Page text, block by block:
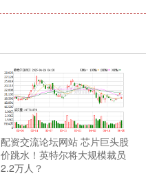
配资交流论坛网站 芯片巨头股
价跳水！英特尔将大规模裁员
2.2万人？